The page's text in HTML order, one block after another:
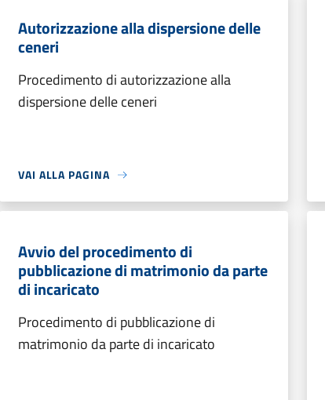
Autorizzazione alla dispersione delle
ceneri
Procedimento di autorizzazione alla
dispersione delle ceneri
VAI ALLA PAGINA
Avvio del procedimento di
pubblicazione di matrimonio da parte
di incaricato
Procedimento di pubblicazione di
matrimonio da parte di incaricato